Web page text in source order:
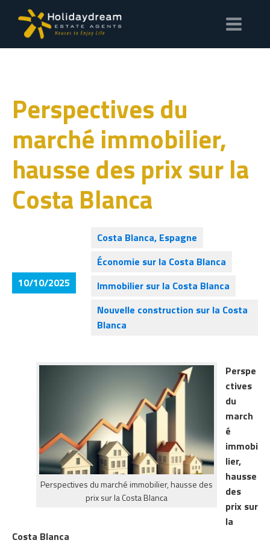
Perspectives du
marché immobilier,
hausse des prix sur la
Costa Blanca
10/10/2025
Costa Blanca, Espagne
Économie sur la Costa Blanca
Immobilier sur la Costa Blanca
Nouvelle construction sur la Costa
Blanca
Perspectives du marché immobilier, hausse des
prix sur la Costa Blanca
Perspe
ctives
du
march
é
immobi
lier,
hausse
des
prix sur
la
Costa Blanca